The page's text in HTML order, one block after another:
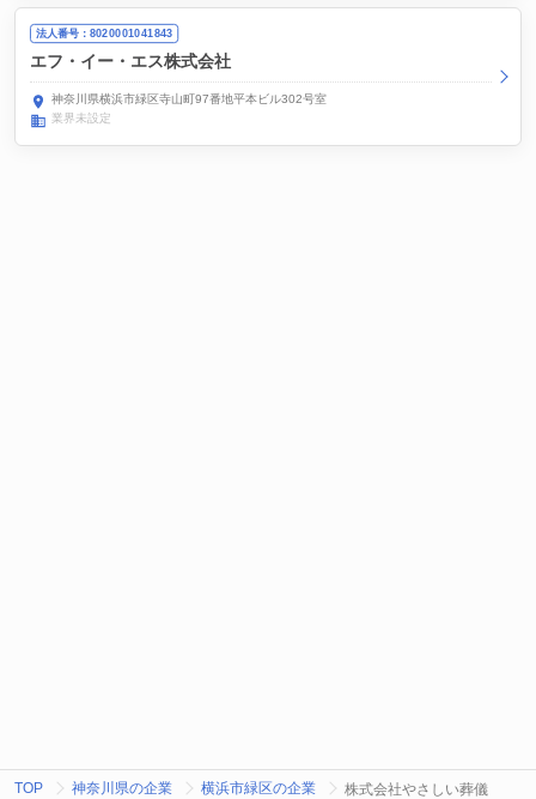
法人番号：8020001041843
エフ・イー・エス株式会社
神奈川県横浜市緑区寺山町97番地平本ビル302号室
業界未設定
TOP 神奈川県の企業 横浜市緑区の企業 株式会社やさしい葬儀